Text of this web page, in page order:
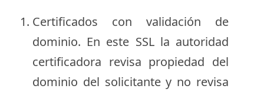
Certificados con validación de
dominio. En este SSL la autoridad
certificadora revisa propiedad del
dominio del solicitante y no revisa